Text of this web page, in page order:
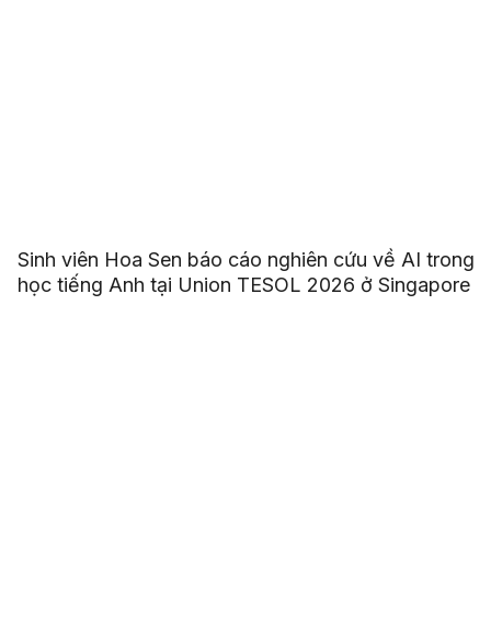
Sinh viên Hoa Sen báo cáo nghiên cứu về AI trong
học tiếng Anh tại Union TESOL 2026 ở Singapore